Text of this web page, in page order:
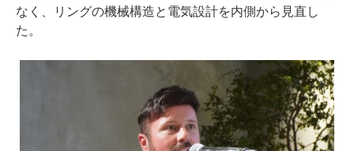
なく、リングの機械構造と電気設計を内側から見直し
た。